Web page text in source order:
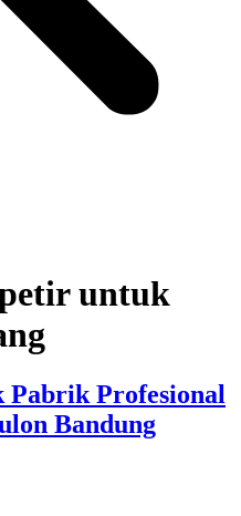
untuk
Profesional
Bandung